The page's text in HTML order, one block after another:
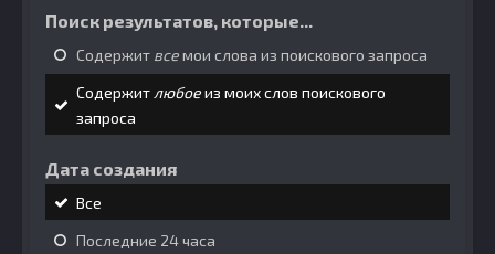
Поиск результатов, которые...
Содержит всемои слова из поискового запроса
Содержитлюбоеиз моих слов поискового
запроса
Дата создания
Все
Последние 24 часа